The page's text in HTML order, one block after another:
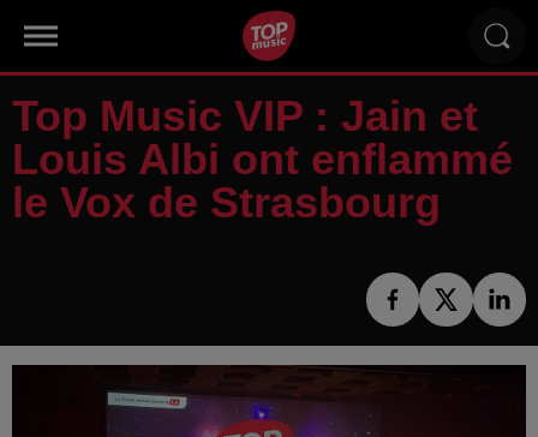
Top Music VIP : Jain et
Louis Albi ont enflammé
le Vox de Strasbourg